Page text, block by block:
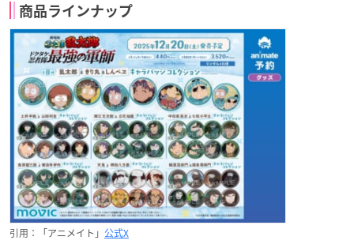
商品ラインナップ
引用：「アニメイト」 公式X